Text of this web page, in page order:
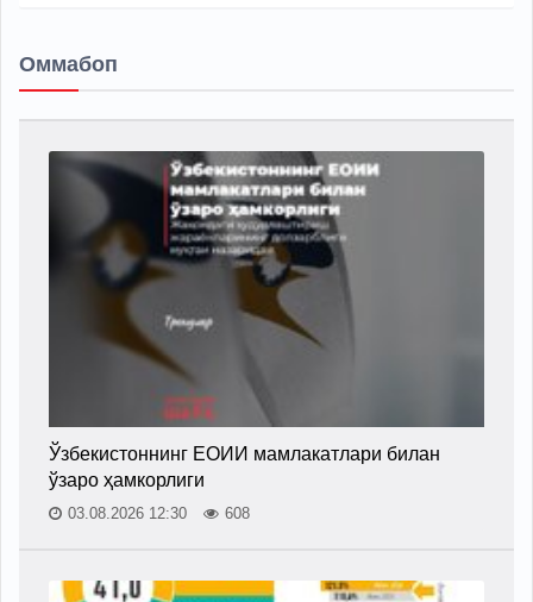
Оммабоп
Ўзбекистоннинг ЕОИИ мамлакатлари билан
ўзаро ҳамкорлиги
03.08.2026 12:30 608